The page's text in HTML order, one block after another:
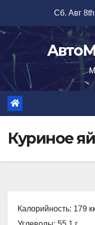
содержимому
Сб. Авг
Куриное
Калорийность: 179